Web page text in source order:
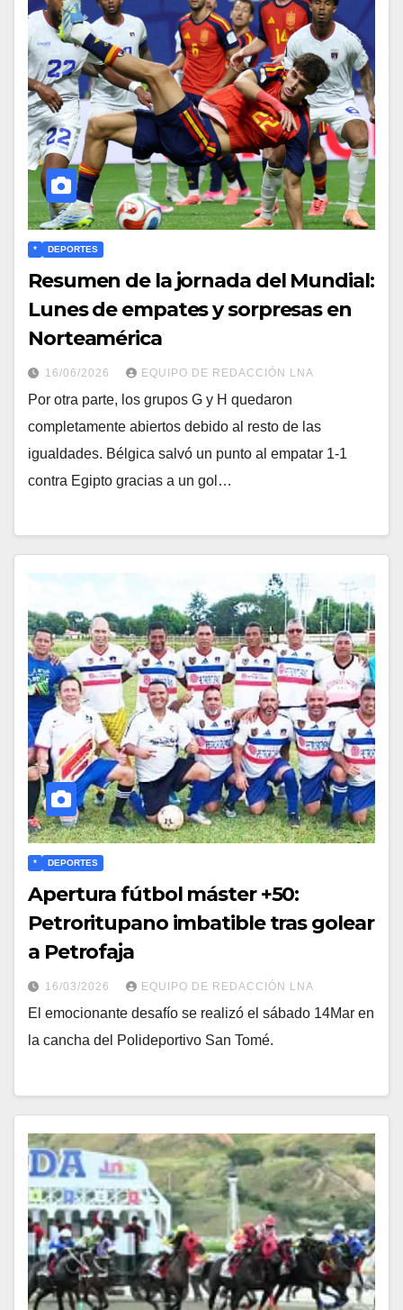
* DEPORTES
Resumen de la jornada del Mundial:
Lunes de empates y sorpresas en
Norteamérica
16/06/2026 EQUIPO DE REDACCIÓN LNA
​Por otra parte, los grupos G y H quedaron
completamente abiertos debido al resto de las
igualdades. Bélgica salvó un punto al empatar 1-1
contra Egipto gracias a un gol…
* DEPORTES
Apertura fútbol máster +50:
Petroritupano imbatible tras golear
a Petrofaja
16/03/2026 EQUIPO DE REDACCIÓN LNA
El emocionante desafío se realizó el sábado 14Mar en
la cancha del Polideportivo San Tomé.